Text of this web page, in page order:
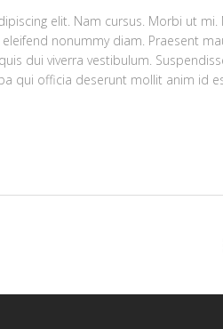
elit. Nam cursus. Morbi ut mi.
nonummy diam. Praesent
dui viverra vestibulum.
qui officia deserunt mollit anim id